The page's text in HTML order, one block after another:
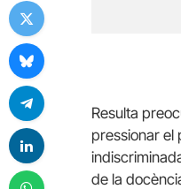
Resulta
pressionar el
de la